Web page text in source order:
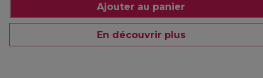
Ajouter au panier
En découvrir plus